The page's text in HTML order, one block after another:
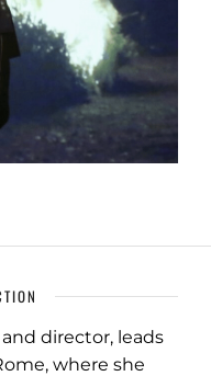
director, leads
where she